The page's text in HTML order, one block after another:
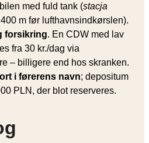
med fuld tank (stacja
400 m før lufthavnsindkørslen).
forsikring. En CDW med lav
fra 30 kr./dag via
– billigere end hos skranken.
i førerens navn; depositum
PLN, der blot reserveres.